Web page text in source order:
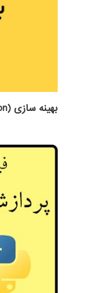
بهینه سازی (optimization) در پایتون